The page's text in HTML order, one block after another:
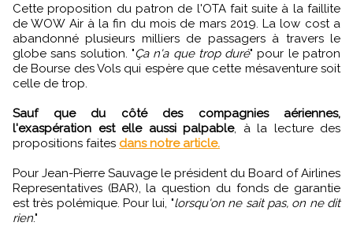
Cette proposition du patron de l'OTA fait suite à la faillite
de WOW Air à la fin du mois de mars 2019. La low cost a
abandonné plusieurs milliers de passagers à travers le
globe sans solution. "Ça n'a que trop duré" pour le patron
de Bourse des Vols qui espère que cette mésaventure soit
celle de trop.
Sauf que du côté des compagnies aériennes,
l'exaspération est elle aussi palpable, à la lecture des
propositions faites dans notre article.
Pour Jean-Pierre Sauvage le président du Board of Airlines
Representatives (BAR), la question du fonds de garantie
est très polémique. Pour lui, "lorsqu'on ne sait pas, on ne dit
rien."